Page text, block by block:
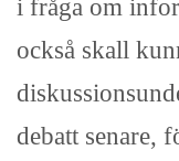
i fråga om
också skall
debatt senare,